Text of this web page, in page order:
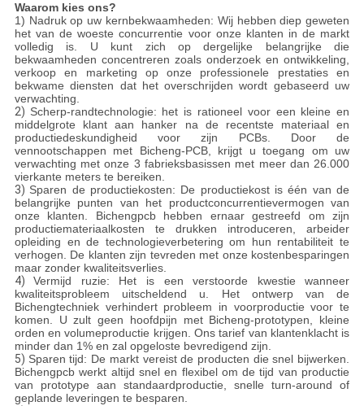
Waarom kies ons?
1) Nadruk op uw kernbekwaamheden: Wij hebben diep geweten
het van de woeste concurrentie voor onze klanten in de markt
volledig is. U kunt zich op dergelijke belangrijke die
bekwaamheden concentreren zoals onderzoek en ontwikkeling,
verkoop en marketing op onze professionele prestaties en
bekwame diensten dat het overschrijden wordt gebaseerd uw
verwachting.
2) Scherp-randtechnologie: het is rationeel voor een kleine en
middelgrote klant aan hanker na de recentste materiaal en
productiedeskundigheid voor zijn PCBs. Door de
vennootschappen met Bicheng-PCB, krijgt u toegang om uw
verwachting met onze 3 fabrieksbasissen met meer dan 26.000
vierkante meters te bereiken.
3) Sparen de productiekosten: De productiekost is één van de
belangrijke punten van het productconcurrentievermogen van
onze klanten. Bichengpcb hebben ernaar gestreefd om zijn
productiemateriaalkosten te drukken introduceren, arbeider
opleiding en de technologieverbetering om hun rentabiliteit te
verhogen. De klanten zijn tevreden met onze kostenbesparingen
maar zonder kwaliteitsverlies.
4)Vermijd ruzie: Het is een verstoorde kwestie wanneer
kwaliteitsprobleem uitscheldend u. Het ontwerp van de
Bichengtechniek verhindert probleem in voorproductie voor te
komen. U zult geen hoofdpijn met Bicheng-prototypen, kleine
orden en volumeproductie krijgen. Ons tarief van klantenklacht is
minder dan 1% en zal opgeloste bevredigend zijn.
5) Sparen tijd: De markt vereist de producten die snel bijwerken.
Bichengpcb werkt altijd snel en flexibel om de tijd van productie
van prototype aan standaardproductie, snelle turn-around of
geplande leveringen te besparen.